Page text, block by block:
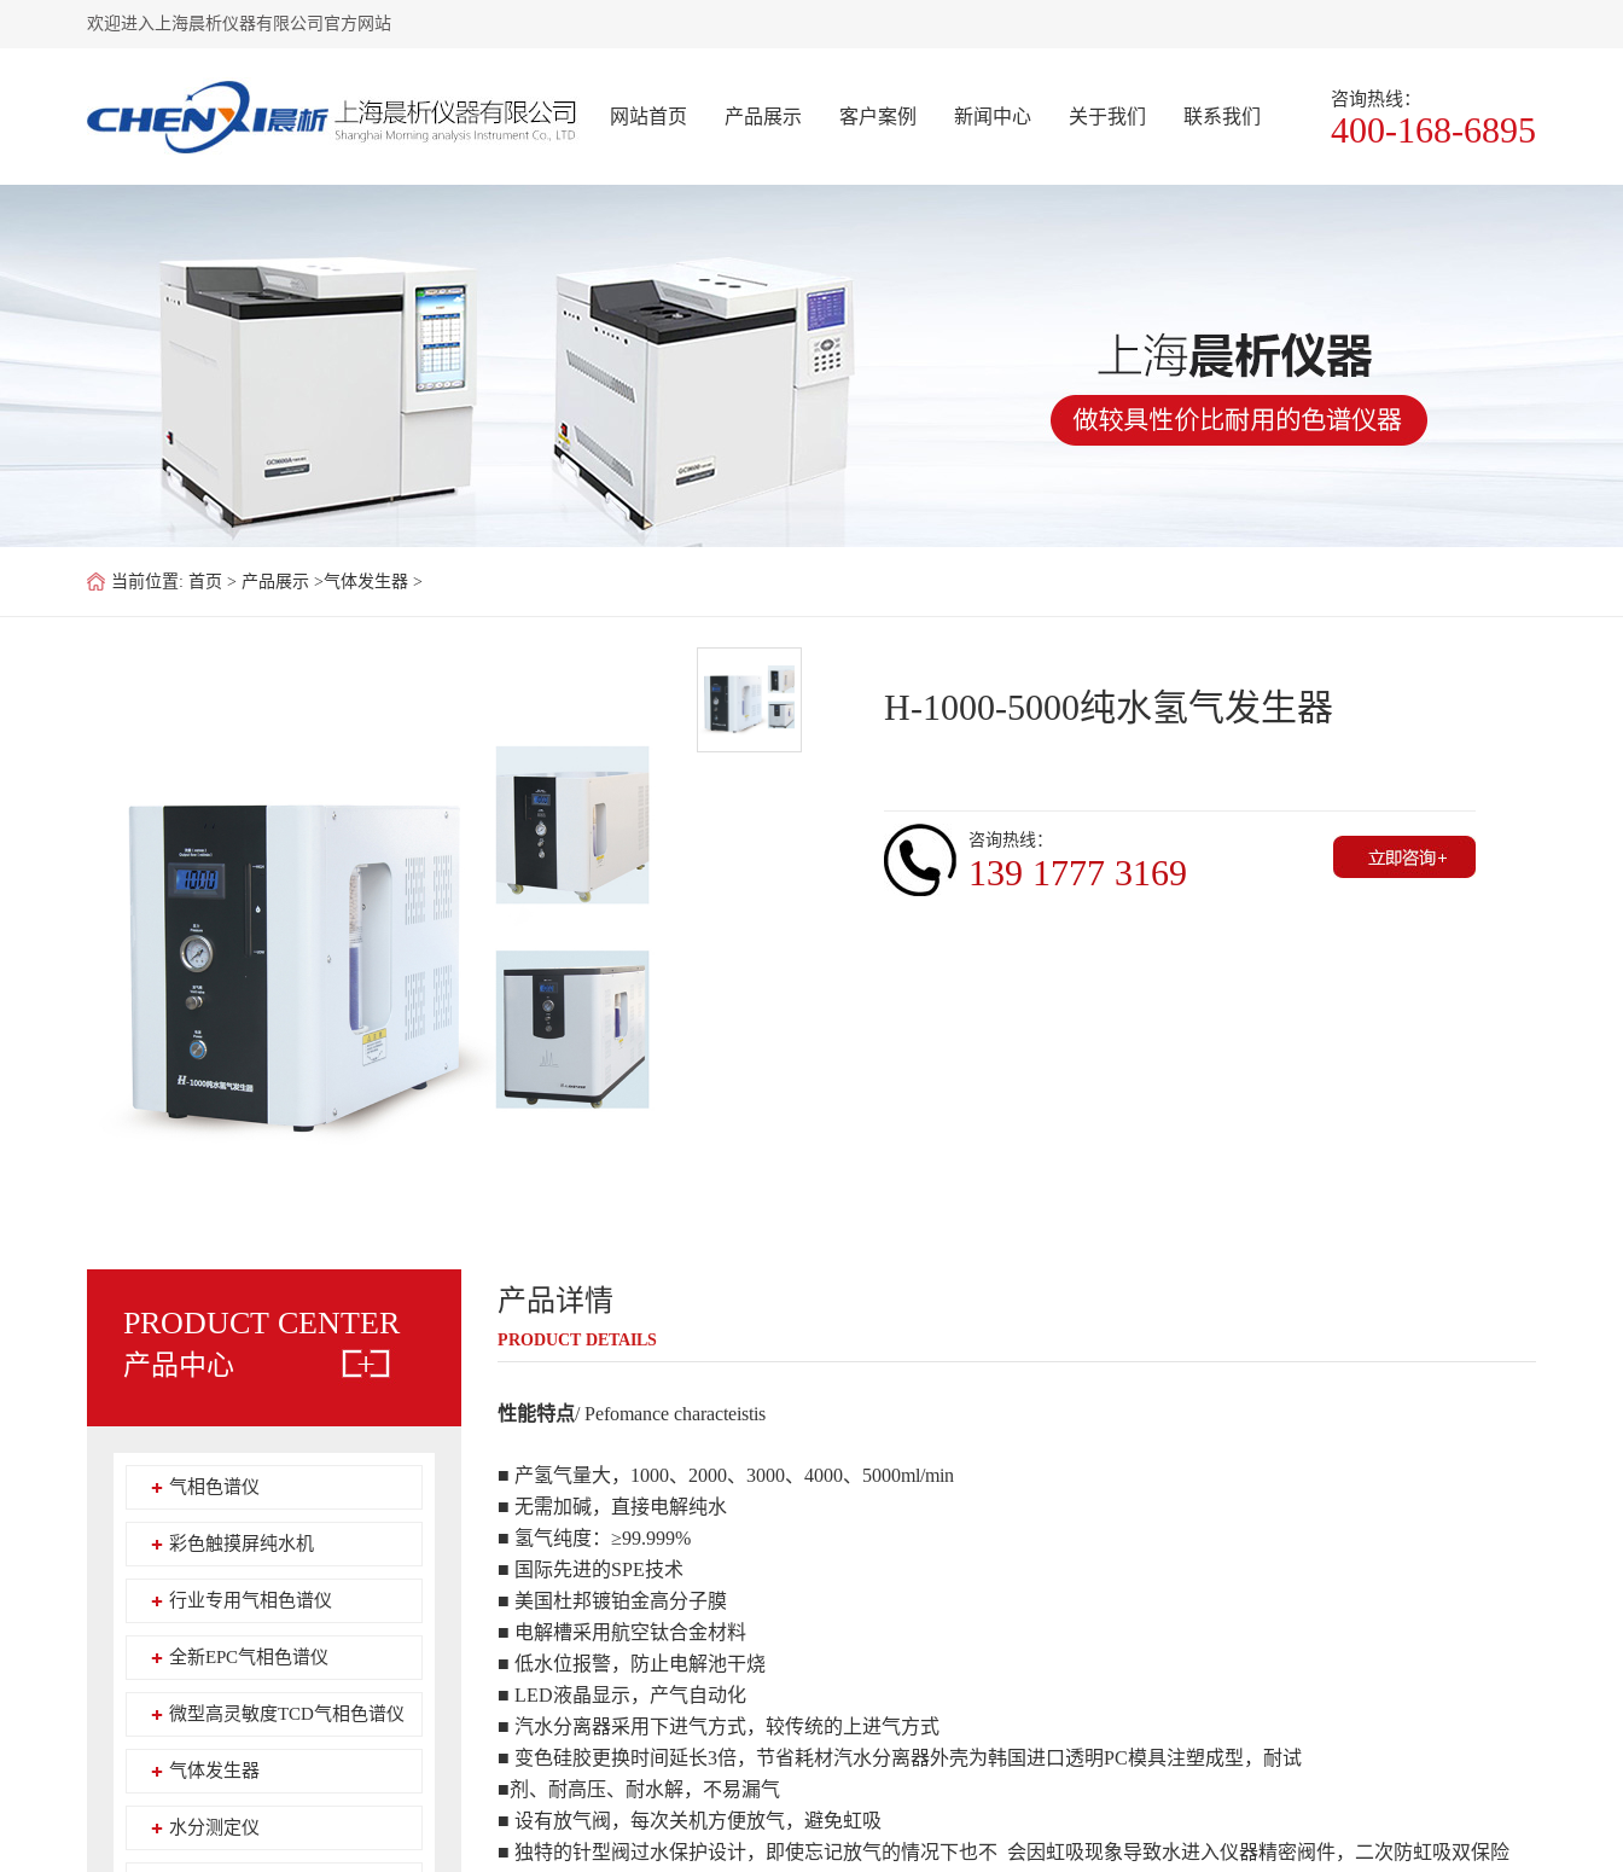
欢迎进入上海晨析仪器有限公司官方网站
网站首页 产品展示 客户案例 新闻中心 关于我们 联系我们
咨询热线：
400-168-6895
当前位置: 首页 > 产品展示 >气体发生器 >
H-1000-5000纯水氢气发生器
咨询热线：
139 1777 3169
PRODUCT CENTER
产品中心
气相色谱仪
彩色触摸屏纯水机
行业专用气相色谱仪
全新EPC气相色谱仪
微型高灵敏度TCD气相色谱仪
气体发生器
水分测定仪
产品详情
PRODUCT DETAILS
性能特点/ Pefomance characteistis
■ 产氢气量大，1000、2000、3000、4000、5000ml/min
■ 无需加碱，直接电解纯水
■ 氢气纯度：≥99.999%
■ 国际先进的SPE技术
■ 美国杜邦镀铂金高分子膜
■ 电解槽采用航空钛合金材料
■ 低水位报警，防止电解池干烧
■ LED液晶显示，产气自动化
■ 汽水分离器采用下进气方式，较传统的上进气方式
■ 变色硅胶更换时间延长3倍，节省耗材汽水分离器外壳为韩国进口透明PC模具注塑成型，耐试
■剂、耐高压、耐水解，不易漏气
■ 设有放气阀，每次关机方便放气，避免虹吸
■ 独特的针型阀过水保护设计，即使忘记放气的情况下也不 会因虹吸现象导致水进入仪器精密阀件，二次防虹吸双保险